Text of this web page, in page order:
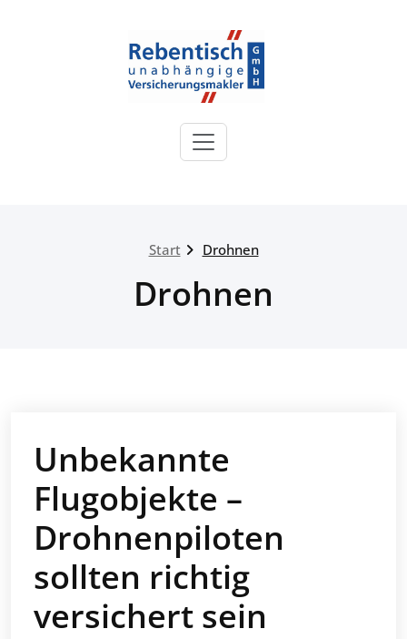
Rebentisch
Versicherungsmakler
Start Drohnen
Drohnen
Unbekannte
Flugobjekte –
Drohnenpiloten
sollten richtig
versichert sein